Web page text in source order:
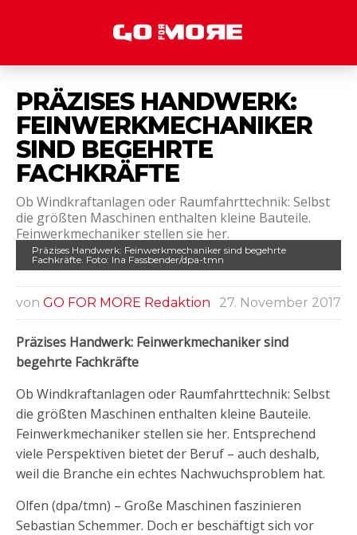
PRÄZISES HANDWERK:
FEINWERKMECHANIKER
SIND BEGEHRTE
FACHKRÄFTE
Ob Windkraftanlagen oder Raumfahrttechnik: Selbst
die größten Maschinen enthalten kleine Bauteile.
Feinwerkmechaniker stellen sie her.
Präzises Handwerk: Feinwerkmechaniker sind begehrte
Fachkräfte. Foto: Ina Fassbender/dpa-tmn
von GO FOR MORE Redaktion 27. November 2017
Präzises Handwerk: Feinwerkmechaniker sind
begehrte Fachkräfte
Ob Windkraftanlagen oder Raumfahrttechnik: Selbst
die größten Maschinen enthalten kleine Bauteile.
Feinwerkmechaniker stellen sie her. Entsprechend
viele Perspektiven bietet der Beruf – auch deshalb,
weil die Branche ein echtes Nachwuchsproblem hat.
Olfen (dpa/tmn) – Große Maschinen faszinieren
Sebastian Schemmer. Doch er beschäftigt sich vor